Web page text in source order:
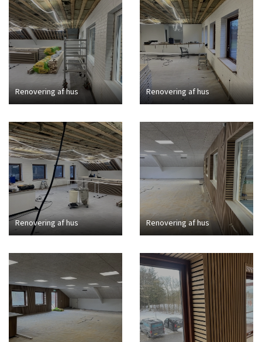
Renovering af hus Renovering af hus
Renovering af hus Renovering af hus